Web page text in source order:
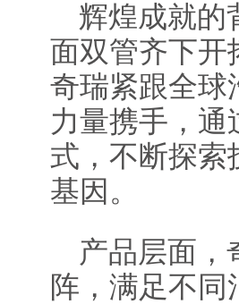
辉煌成就的
面双管齐下开
奇瑞紧跟全球
力量携手，
式，不断探索
基因。
产品层面，
阵，满足不